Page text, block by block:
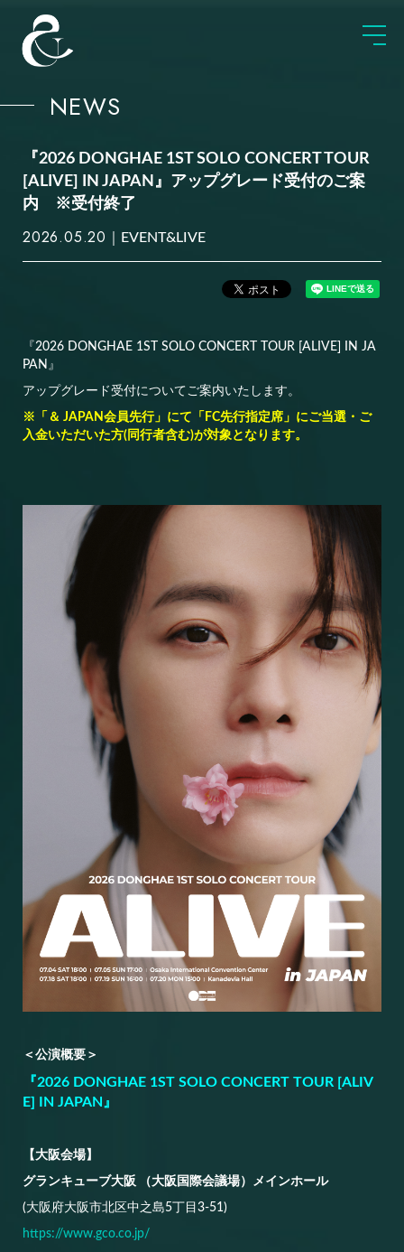
NEWS
『2026 DONGHAE 1ST SOLO CONCERT TOUR
[ALIVE] IN JAPAN』アップグレード受付のご案
内 ※受付終了
2026.05.20 EVENT&LIVE
『2026 DONGHAE 1ST SOLO CONCERT TOUR [ALIVE] IN JA
PAN』
アップグレード受付についてご案内いたします。
※「＆ JAPAN会員先行」にて「FC先行指定席」にご当選・ご
入金いただいた方(同行者含む)が対象となります。
＜公演概要＞
『2026 DONGHAE 1ST SOLO CONCERT TOUR [ALIV
E] IN JAPAN』
【大阪会場】
グランキューブ大阪 （大阪国際会議場）メインホール
(大阪府大阪市北区中之島5丁目3-51)
https://www.gco.co.jp/